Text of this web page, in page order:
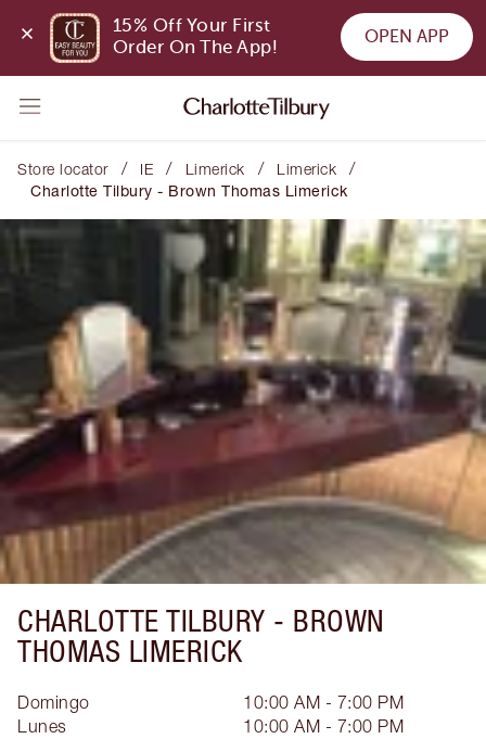
15% Off Your First
Order On The App!
OPEN APP
Store locator / IE / Limerick / Limerick /
Charlotte Tilbury - Brown Thomas Limerick
CHARLOTTE TILBURY - BROWN
THOMAS LIMERICK
Domingo
10:00 AM - 7:00 PM
Lunes
10:00 AM - 7:00 PM